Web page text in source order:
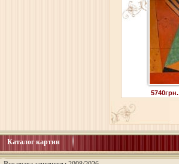
5740грн.
Каталог картин